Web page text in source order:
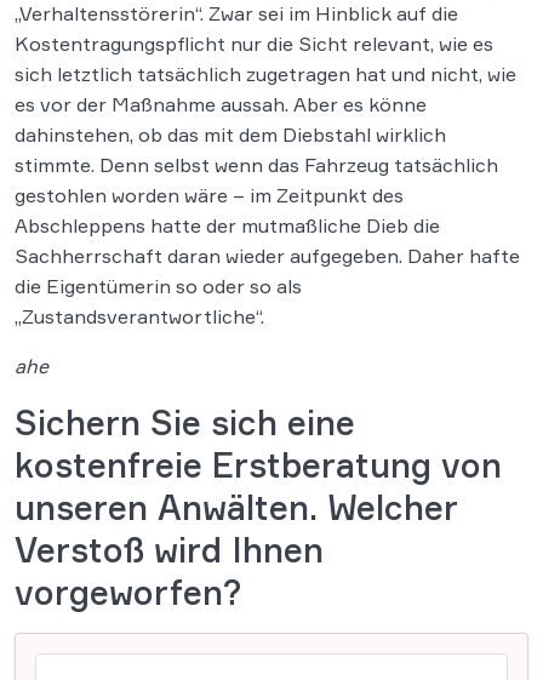
„Verhaltensstörerin“. Zwar sei im Hinblick auf die
Kostentragungspflicht nur die Sicht relevant, wie es
sich letztlich tatsächlich zugetragen hat und nicht, wie
es vor der Maßnahme aussah. Aber es könne
dahinstehen, ob das mit dem Diebstahl wirklich
stimmte. Denn selbst wenn das Fahrzeug tatsächlich
gestohlen worden wäre – im Zeitpunkt des
Abschleppens hatte der mutmaßliche Dieb die
Sachherrschaft daran wieder aufgegeben. Daher hafte
die Eigentümerin so oder so als
„Zustandsverantwortliche“.
ahe
Sichern Sie sich eine
kostenfreie Erstberatung von
unseren Anwälten. Welcher
Verstoß wird Ihnen
vorgeworfen?